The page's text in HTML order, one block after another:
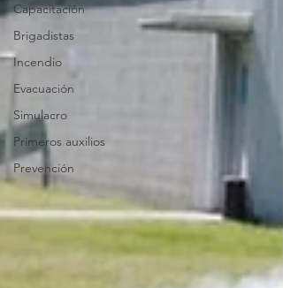
Capacitación
Brigadistas
Incendio
Evacuación
Simulacro
Primeros auxilios
Prevención